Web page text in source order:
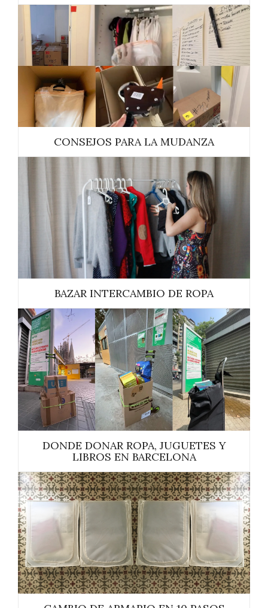
CONSEJOS PARA LA MUDANZA
BAZAR INTERCAMBIO DE ROPA
DONDE DONAR ROPA, JUGUETES Y
LIBROS EN BARCELONA